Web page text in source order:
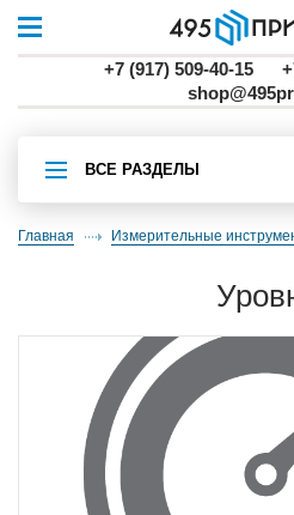
+7 (917) 509-40-15
ВСЕ РАЗДЕЛЫ
Главная Измерительные